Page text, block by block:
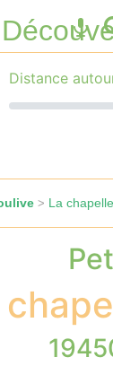
Distance
> La